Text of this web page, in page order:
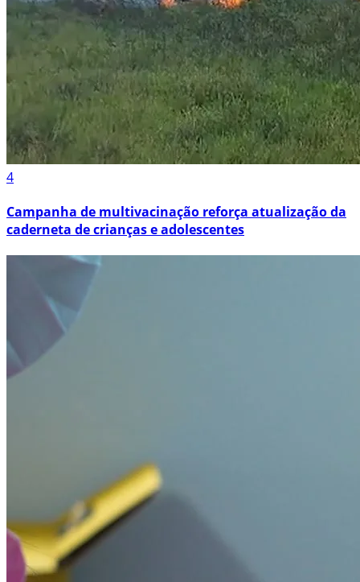
4
Campanha de multivacinação reforça atualização da
caderneta de crianças e adolescentes